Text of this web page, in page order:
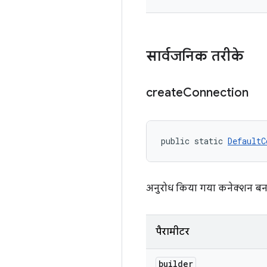
सार्वजनिक तरीके
createConnection
public static
अनुरोध किया गया कनेक्शन
पैरामीटर
builder